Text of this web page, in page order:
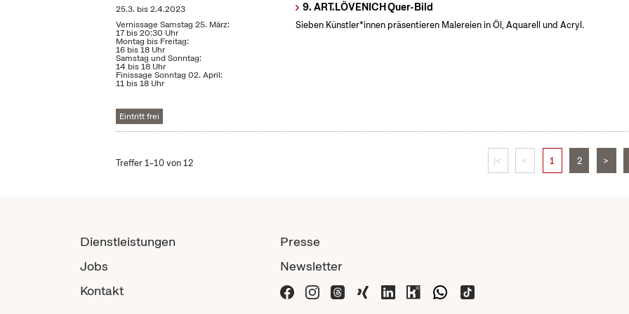
25.3. bis2.4.2023
Vernissage Samstag 25. März:
17 bis 20:30 Uhr
Montag bis Freitag:
16 bis 18 Uhr
Samstag und Sonntag:
14 bis 18 Uhr
Finissage Sonntag 02. April:
11 bis 18 Uhr
Eintritt frei
9. ART.LÖVENICH Quer-Bild
Sieben Künstler*innen präsentieren Malereien in Öl, Aquarell und Acryl.
Treffer 1–10 von 12 |< < 1 2 >
Dienstleistungen
Jobs
Kontakt
Presse
Newsletter